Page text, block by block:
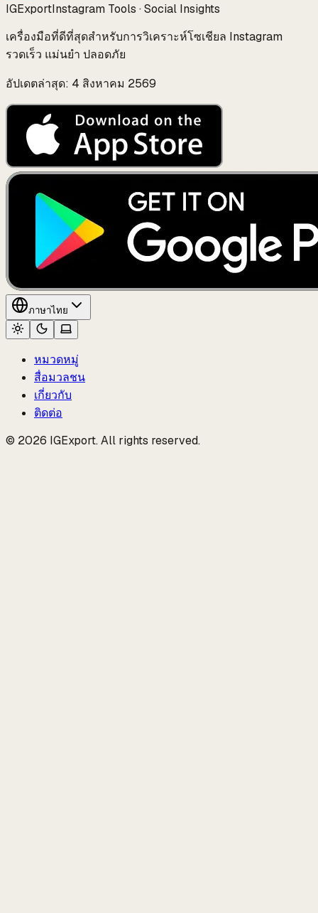
IGExportInstagram Tools · Social Insights
เครื่องมือที่ดีที่สุดสำหรับการวิเคราะห์โซเชียล Instagram
รวดเร็ว แม่นยำ ปลอดภัย
อัปเดตล่าสุด: 4 สิงหาคม 2569
ภาษาไทย
หมวดหมู่
สื่อมวลชน
เกี่ยวกับ
ติดต่อ
© 2026 IGExport. All rights reserved.